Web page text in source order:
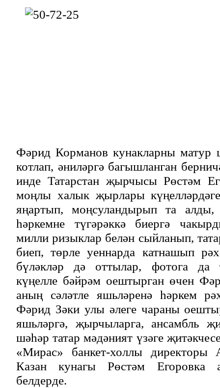
Фәрид Корманов кунакларны матур
котлап, әниләргә багышланган
инде Татарстан җырчысы Рөстәм
моңлы халык җырлары
яңартып, моңсуландырып та
һәркемне түгәрәккә биергә
милли ризыклар белән сыйланып,
биеп, төрле уеннарда катнашып
бүләкләр дә оттылар, фотога
күңелле бәйрәм оештырган өчен
аның сәләтле яшьләренә һәркем
Фәрид Зәки улы әлеге чараны
яшьләргә, җырчыларга, ансамбль
шәһәр татар мәдәният үзәге
«Мирас» банкет-холлы директоры
Казан кунагы Рөстәм Егоровка
белдерде.